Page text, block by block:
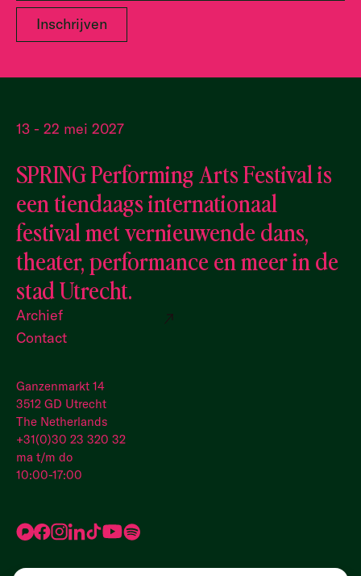
13 - 22 mei 2027
SPRING Performing Arts Festival is
een tiendaags internationaal
festival met vernieuwende dans,
theater, performance en meer in de
stad Utrecht.
Archief
Contact
Ganzenmarkt 14
3512 GD Utrecht
The Netherlands
+31(0)30 23 320 32
ma t/m do
10:00-17:00